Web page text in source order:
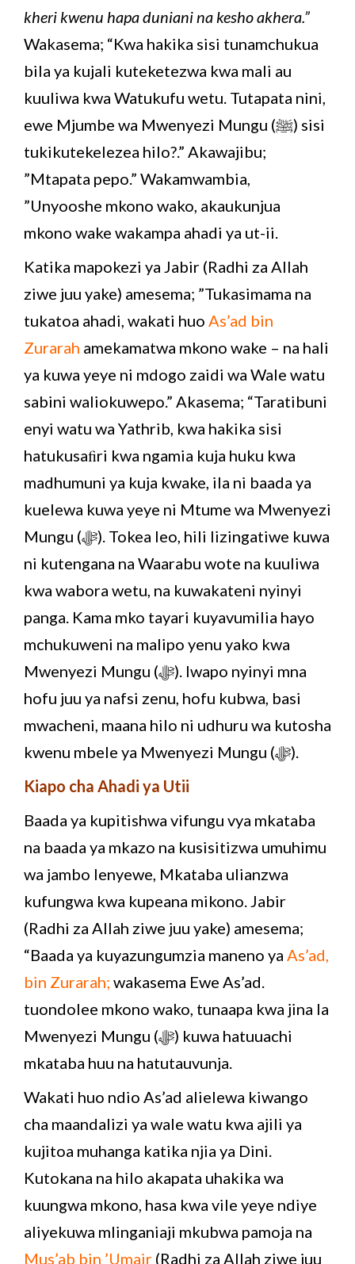
kheri kwenu hapa duniani na kesho akhera.”
Wakasema; “Kwa hakika sisi tunamchukua
bila ya kujali kuteketezwa kwa mali au
kuuliwa kwa Watukufu wetu. Tutapata nini,
ewe Mjumbe wa Mwenyezi Mungu (ﷺ) sisi
tukikutekelezea hilo?.” Akawajibu;
”Mtapata pepo.” Wakamwambia,
”Unyooshe mkono wako, akaukunjua
mkono wake wakampa ahadi ya ut-ii.
Katika mapokezi ya Jabir (Radhi za Allah
ziwe juu yake) amesema; ”Tukasimama na
tukatoa ahadi, wakati huo As’ad bin
Zurarah amekamatwa mkono wake – na hali
ya kuwa yeye ni mdogo zaidi wa Wale watu
sabini waliokuwepo.” Akasema; “Taratibuni
enyi watu wa Yathrib, kwa hakika sisi
hatukusaﬁri kwa ngamia kuja huku kwa
madhumuni ya kuja kwake, ila ni baada ya
kuelewa kuwa yeye ni Mtume wa Mwenyezi
Mungu (ﷻ). Tokea leo, hili lizingatiwe kuwa
ni kutengana na Waarabu wote na kuuliwa
kwa wabora wetu, na kuwakateni nyinyi
panga. Kama mko tayari kuyavumilia hayo
mchukuweni na malipo yenu yako kwa
Mwenyezi Mungu (ﷻ). Iwapo nyinyi mna
hofu juu ya nafsi zenu, hofu kubwa, basi
mwacheni, maana hilo ni udhuru wa kutosha
kwenu mbele ya Mwenyezi Mungu (ﷻ).
Kiapo cha Ahadi ya Utii
Baada ya kupitishwa vifungu vya mkataba
na baada ya mkazo na kusisitizwa umuhimu
wa jambo lenyewe, Mkataba ulianzwa
kufungwa kwa kupeana mikono. Jabir
(Radhi za Allah ziwe juu yake) amesema;
“Baada ya kuyazungumzia maneno ya As’ad,
bin Zurarah; wakasema Ewe As’ad.
tuondolee mkono wako, tunaapa kwa jina la
Mwenyezi Mungu (ﷻ) kuwa hatuuachi
mkataba huu na hatutauvunja.
Wakati huo ndio As’ad alielewa kiwango
cha maandalizi ya wale watu kwa ajili ya
kujitoa muhanga katika njia ya Dini.
Kutokana na hilo akapata uhakika wa
kuungwa mkono, hasa kwa vile yeye ndiye
aliyekuwa mlinganiaji mkubwa pamoja na
Mus’ab bin ’Umair (Radhi za Allah ziwe juu